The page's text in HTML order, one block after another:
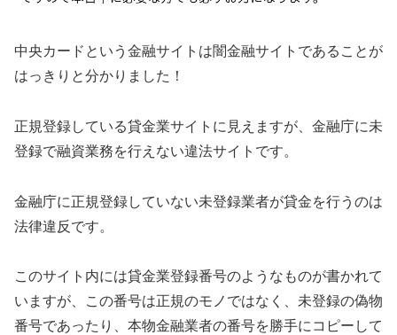
中央カード という金融サイトは闇金融サイトであることが
はっきりと分かりました！
正規登録している貸金業サイトに見えますが、金融庁に未
登録で融資業務を行えない違法サイトです。
金融庁に正規登録していない未登録業者が貸金を行うのは
法律違反です。
このサイト内には貸金業登録番号のようなものが書かれて
いますが、この番号は正規のモノではなく、未登録の偽物
番号であったり、本物金融業者の番号を勝手にコピーして